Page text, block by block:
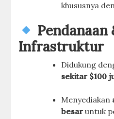
khususnya
Pendanaan
Infrastruktur
Didukung
sekitar $100
Menyediakan
besar untuk